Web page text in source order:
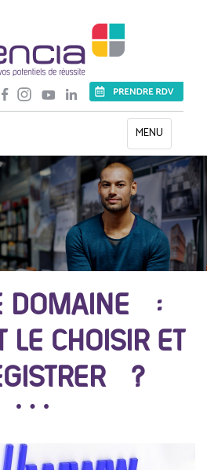
Toggle
navigation
MENU
DOMAINE :
LE CHOISIR ET
?